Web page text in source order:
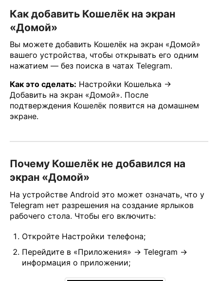
Как добавить Кошелёк на экран
«Домой»
Вы можете добавить Кошелёк на экран «Домой»
вашего устройства, чтобы открывать его одним
нажатием — без поиска в чатах Telegram.
Как это сделать: Настройки Кошелька →
Добавить на экран «Домой». После
подтверждения Кошелёк появится на домашнем
экране.
Почему Кошелёк не добавился на
экран «Домой»
На устройстве Android это может означать, что у
Telegram нет разрешения на создание ярлыков
рабочего стола. Чтобы его включить:
Откройте Настройки телефона;
Перейдите в «Приложения» → Telegram →
информация о приложении;